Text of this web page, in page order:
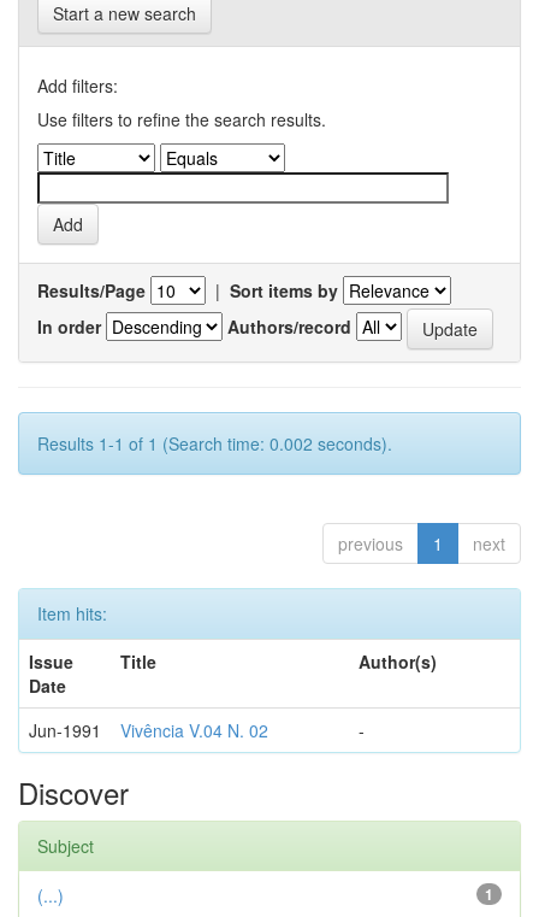
Start a new search
Add filters:
Use filters to refine the search results.
Results/Page | Sort items by
In order
Authors/record
Results 1-1 of 1 (Search time: 0.002 seconds).
previous 1 next
Item hits:
Issue
Date
Title Author(s)
Jun-1991 Vivência V.04 N. 02 -
Discover
Subject
1
(...)